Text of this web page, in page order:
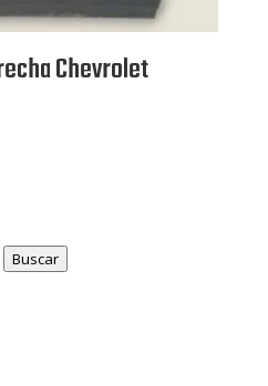
Chevrolet
Buscar